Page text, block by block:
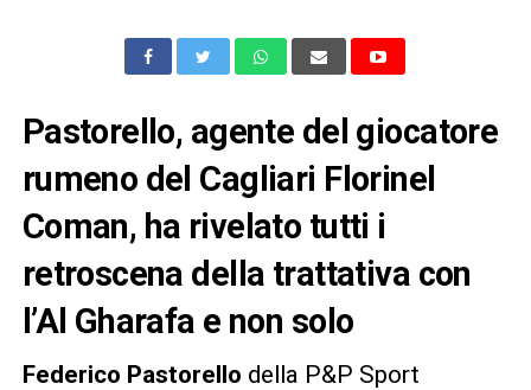
Pastorello, agente del giocatore
rumeno del Cagliari Florinel
Coman, ha rivelato tutti i
retroscena della trattativa con
l’Al Gharafa e non solo
Federico Pastorello della P&P Sport